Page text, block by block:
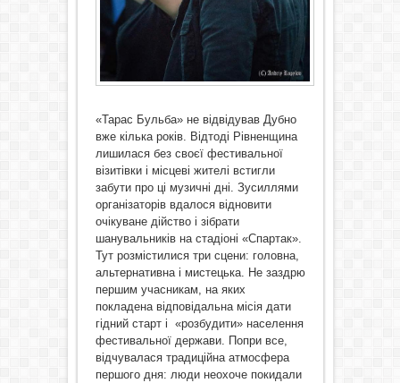
«Тарас Бульба» не відвідував Дубно
вже кілька років. Відтоді Рівненщина
лишилася без своєї фестивальної
візитівки і місцеві жителі встигли
забути про ці музичні дні. Зусиллями
організаторів вдалося відновити
очікуване дійство і зібрати
шанувальників на стадіоні «Спартак».
Тут розмістилися три сцени: головна,
альтернативна і мистецька. Не заздрю
першим учасникам, на яких
покладена відповідальна місія дати
гідний старт і «розбудити» населення
фестивальної держави. Попри все,
відчувалася традиційна атмосфера
першого дня: люди неохоче покидали